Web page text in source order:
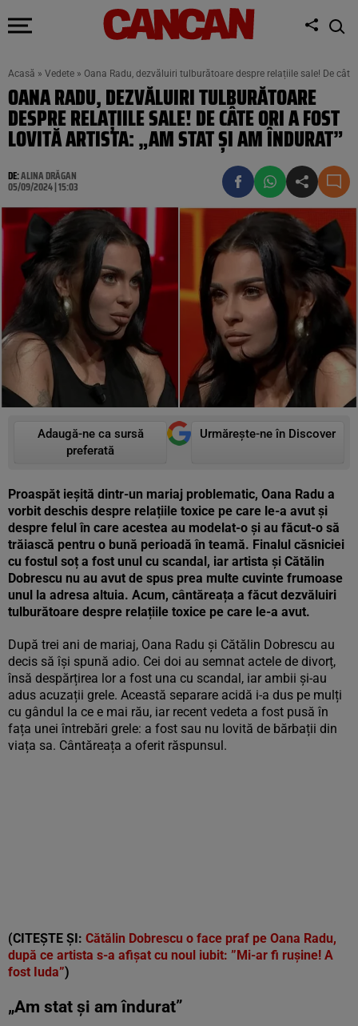
Acasă » Vedete » Oana Radu, dezvăluiri tulburătoare despre relațiile sale! De
OANA RADU, DEZVĂLUIRI TULBURĂTOARE
DESPRE RELAȚIILE SALE! DE CÂTE ORI A FOST
LOVITĂ ARTISTA: „AM STAT ȘI AM ÎNDURAT”
DE:ALINA DRĂGAN
05/09/2024 | 15:03
Adaugă-ne ca sursă
preferată
Urmărește-ne în Discover
Proaspăt ieșită dintr-un mariaj problematic, Oana Radu a
vorbit deschis despre relațiile toxice pe care le-a avut și
despre felul în care acestea au modelat-o și au făcut-o să
trăiască pentru o bună perioadă în teamă. Finalul căsniciei
cu fostul soț a fost unul cu scandal, iar artista și Cătălin
Dobrescu nu au avut de spus prea multe cuvinte frumoase
unul la adresa altuia. Acum, cântăreața a făcut dezvăluiri
tulburătoare despre relațiile toxice pe care le-a avut.
După trei ani de mariaj, Oana Radu și Cătălin Dobrescu au
decis să își spună adio. Cei doi au semnat actele de divorț,
însă despărțirea lor a fost una cu scandal, iar ambii și-au
adus acuzații grele. Această separare acidă i-a dus pe mulți
cu gândul la ce e mai rău, iar recent vedeta a fost pusă în
fața unei întrebări grele: a fost sau nu lovită de bărbații din
viața sa. Cântăreața a oferit răspunsul.
(CITEȘTE ȘI: Cătălin Dobrescu o face praf pe Oana Radu,
după ce artista s-a afișat cu noul iubit: ”Mi-ar fi rușine! A
fost Iuda”)
„Am stat și am îndurat”